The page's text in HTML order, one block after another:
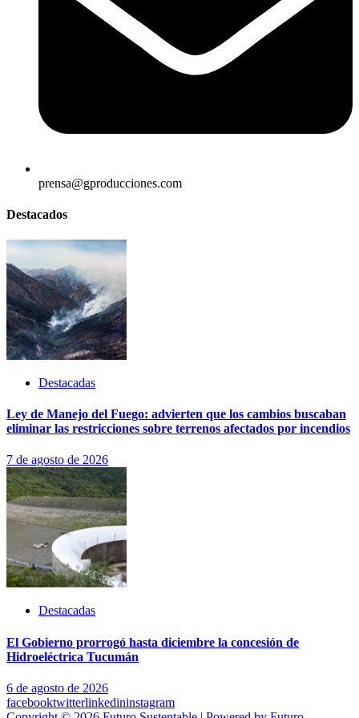
prensa@gproducciones.com
Destacados
Destacadas
Ley de Manejo del Fuego: advierten que los cambios buscaban
eliminar las restricciones sobre terrenos afectados por incendios
7 de agosto de 2026
Destacadas
El Gobierno prorrogó hasta diciembre la concesión de
Hidroeléctrica Tucumán
6 de agosto de 2026
facebooktwitterlinkedininstagram